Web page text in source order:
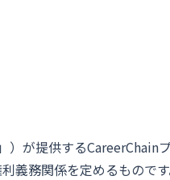
が提供するCareerChain
義務関係を定めるもので